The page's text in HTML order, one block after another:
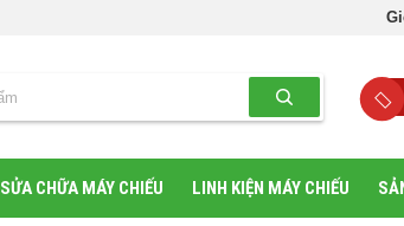
SỬA CHỮA MÁY CHIẾU LINH KIỆN MÁY CHIẾU